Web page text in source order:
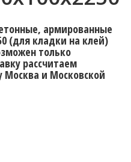
армированные
(для кладки на клей)
только
рассчитаем
Москва и Московской